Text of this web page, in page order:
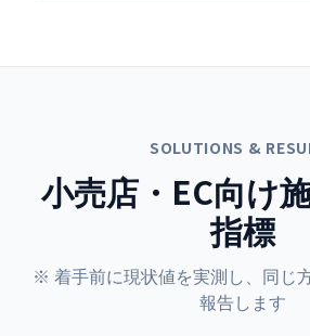
SOLUTIONS &
小売店・EC向け
指標
※ 着手前に現状値を実測し、同じ
報告します